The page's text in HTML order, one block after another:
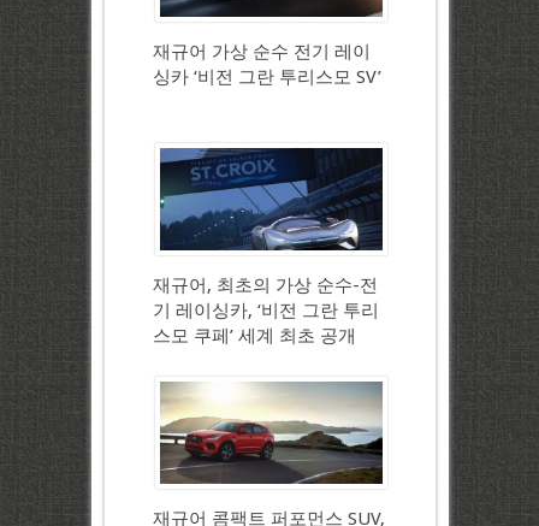
재규어 가상 순수 전기 레이
싱카 ‘비전 그란 투리스모 SV’
재규어, 최초의 가상 순수-전
기 레이싱카, ‘비전 그란 투리
스모 쿠페’ 세계 최초 공개
재규어 콤팩트 퍼포먼스 SUV,